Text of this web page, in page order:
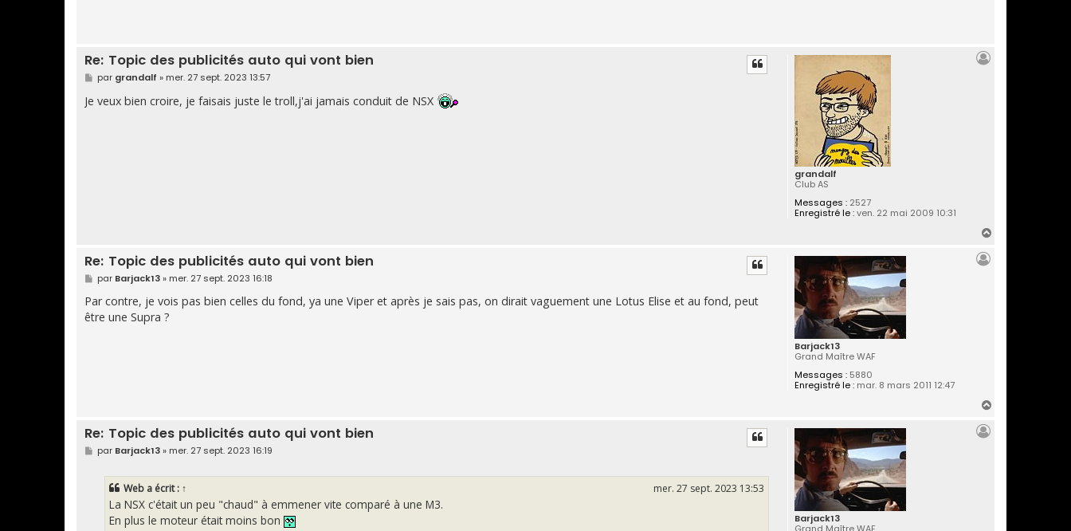
grandalf
Club AS
Messages :2527
Enregistré le :ven. 22 mai 2009 10:31
Re: Topic des publicités auto qui vont bien
M
e
s
s
par grandalf » mer. 27 sept. 2023 13:57
Je veux bien croire, je faisais juste le troll,j'ai jamais conduit de NSX
Barjack13
Grand Maître WAF
Messages :5880
Enregistré le :mar. 8 mars 2011 12:47
Re: Topic des publicités auto qui vont bien
M
e
s
s
a
par Barjack13» mer. 27 sept. 2023 16:18
Par contre, je vois pas bien celles du fond, ya une Viper et après je sais pas, on dirait vaguement une Lotus Elise et au fond, peut
être une Supra ?
Barjack13
Re: Topic des publicités auto qui vont bien
M
e
par Barjack13» mer. 27 sept. 2023 16:19
Web a écrit : ↑ mer. 27 sept. 2023 13:53
La NSX c'était un peu "chaud" à emmener vite comparé à une M3.
En plus le moteur était moins bon